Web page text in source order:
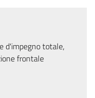
d'impegno totale,
frontale